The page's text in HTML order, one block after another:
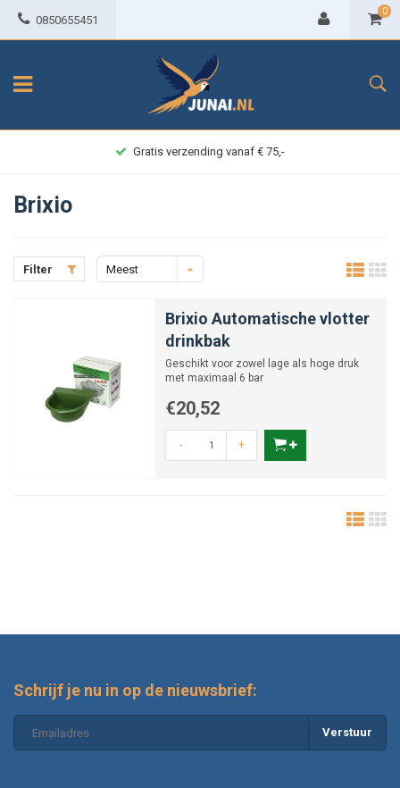
0850655451
0
Gratis verzending vanaf € 75,-
Brixio
Filter
Meest
Brixio Automatische vlotter
drinkbak
Geschikt voor zowel lage als hoge druk
met maximaal 6 bar
€20,52
- +
Schrijf je nu in op de nieuwsbrief:
Verstuur